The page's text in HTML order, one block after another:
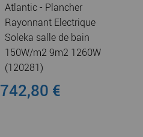
Atlantic - Plancher
Rayonnant Electrique
Soleka salle de bain
150W/m2 9m2 1260W
(120281)
742,80 €